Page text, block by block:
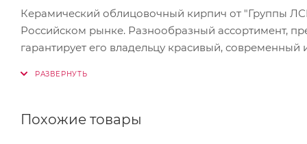
Керамический облицовочный кирпич от "Группы
Российском рынке. Разнообразный ассортимент,
гарантирует его владельцу красивый,
спроектированных ведущими архитектурными
Похожие товары